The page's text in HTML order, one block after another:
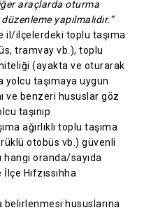
araçlarda oturma
yapılmalıdır.”
il/ilçelerdeki toplu taşıma
tramvay vb.), toplu
niteliği (ayakta ve oturarak
yolcu taşımaya uygun
ve benzeri hususlar göz
taşınıp
ağırlıklı toplu taşıma
otobüs vb.) güvenli
oranda/sayıda
Hıfzıssıhha
hususlarına